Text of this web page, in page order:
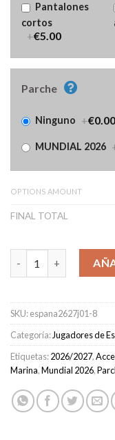
Pantalones
cortos
+€5.00
Parche
Ninguno +€0.00
MUNDIAL 2026
OPTIONS AMOUNT
FINAL TOTAL
Camiseta España
SKU:espana2627j01-8
Categoría:Jugadores de
Etiquetas:2026/2027,
Marina,Mundial 2026,